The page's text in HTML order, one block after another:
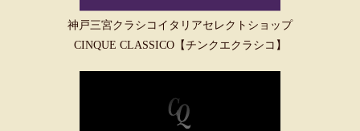
神戸三宮クラシコイタリアセレクトショップ
CINQUE CLASSICO【チンクエクラシコ】